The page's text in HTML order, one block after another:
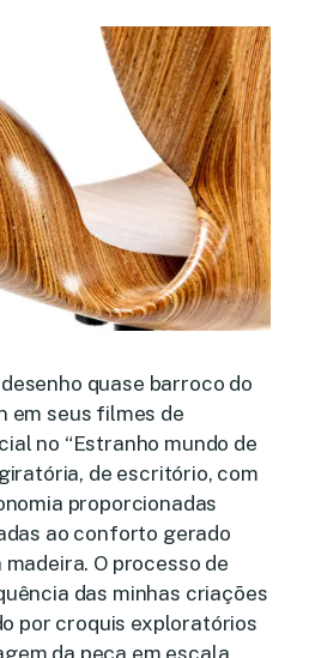
quase barroco do
em seus filmes de
no “Estranho mundo de
de escritório, com
proporcionadas
ao conforto gerado
O processo de
das minhas criações
por croquis exploratórios
da peça em escala